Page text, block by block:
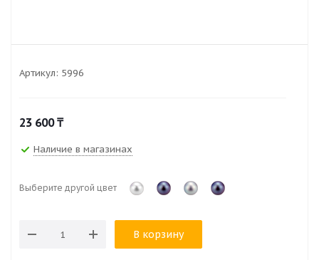
Артикул: 5996
23 600₸
Наличие в магазинах
Выберите другой цвет
В корзину